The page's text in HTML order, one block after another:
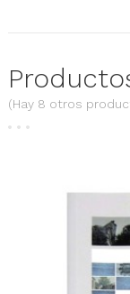
(Hay 8 otros